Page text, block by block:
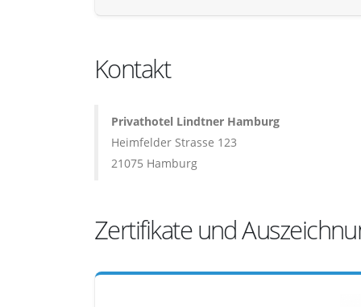
Kontakt
Privathotel Lindtner Hamburg
Heimfelder Strasse 123
21075 Hamburg
Zertifikate und